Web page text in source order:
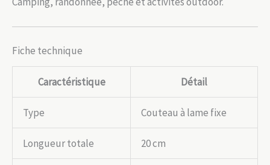
Fiche technique
Caractéristique Détail
Type Couteau à lame fixe
Longueur totale 20 cm